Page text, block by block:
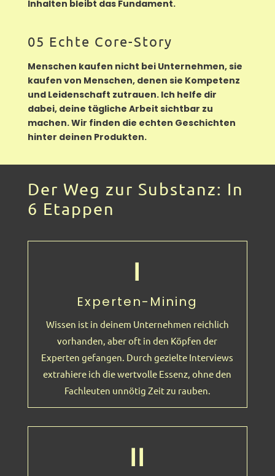
Inhalten bleibt das Fundament.
05 Echte Core-Story
Menschen kaufen nicht bei Unternehmen, sie
kaufen von Menschen, denen sie Kompetenz
und Leidenschaft zutrauen. Ich helfe dir
dabei, deine tägliche Arbeit sichtbar zu
machen. Wir finden die echten Geschichten
hinter deinen Produkten.
Der Weg zur Substanz: In
6 Etappen
I
Experten-Mining
Wissen ist in deinem Unternehmen reichlich
vorhanden, aber oft in den Köpfen der
Experten gefangen. Durch gezielte Interviews
extrahiere ich die wertvolle Essenz, ohne den
Fachleuten unnötig Zeit zu rauben.
II